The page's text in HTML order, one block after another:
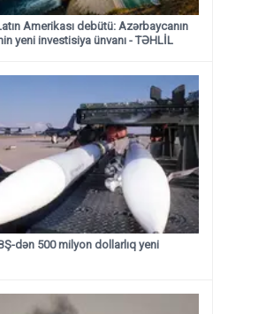
Amerikası debütü: Azərbaycanın
yeni investisiya ünvanı - TƏHLİL
dən 500 milyon dollarlıq yeni